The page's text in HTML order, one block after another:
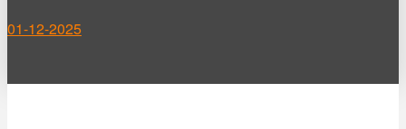
01-12-2025